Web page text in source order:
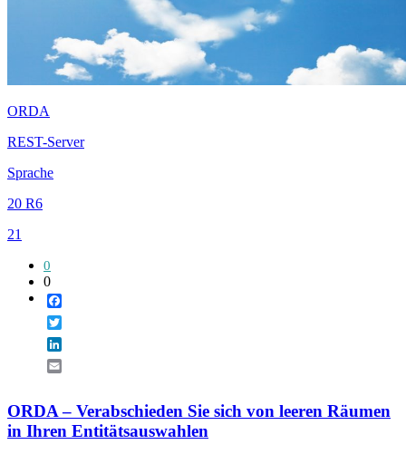
ORDA
REST-Server
Sprache
20 R6
21
0
0
ORDA – Verabschieden Sie sich von leeren Räumen
in Ihren Entitätsauswahlen